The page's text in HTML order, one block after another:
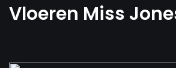
Vloeren Miss